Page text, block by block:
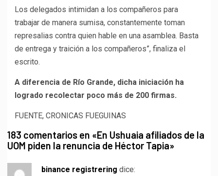
Los delegados intimidan a los compañeros para
trabajar de manera sumisa, constantemente toman
represalias contra quien hable en una asamblea. Basta
de entrega y traición a los compañeros”, finaliza el
escrito.
A diferencia de Río Grande, dicha iniciación ha
logrado recolectar poco más de 200 firmas.
FUENTE, CRONICAS FUEGUINAS
183 comentarios en «En Ushuaia afiliados de la
UOM piden la renuncia de Héctor Tapia»
binance registrering dice: